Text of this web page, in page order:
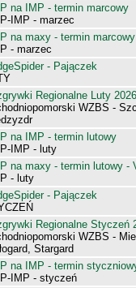
na IMP - termin marcowy
IMP - marzec
na maxy - termin marcowy
- marzec
- Pajączek
Regionalne Luty 2026
WZBS -
na IMP - termin lutowy
IMP - luty
na maxy - termin lutowy -
- luty
- Pajączek
Regionalne Styczeń
WZBS -
Stargard
na IMP - termin
IMP - styczeń